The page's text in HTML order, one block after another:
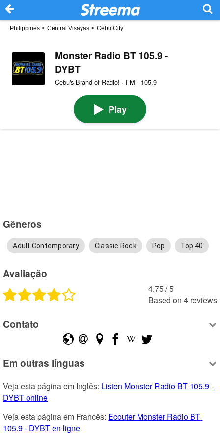
Philippines > Central Visayas > Cebu City
Monster Radio BT 105.9 -
DYBT
Cebu's Brand of Radio! · FM · 105.9
Play
Gêneros
Adult Contemporary Classic Rock Pop Top 40
Avaliação
4.75 /5
Based on 4 reviews
Contato
Em outras línguas
Veja esta página em Inglês: Listen Monster Radio BT 105.9 -
DYBT online
Veja esta página em Francês: Ecouter Monster Radio BT
105.9 - DYBT en ligne